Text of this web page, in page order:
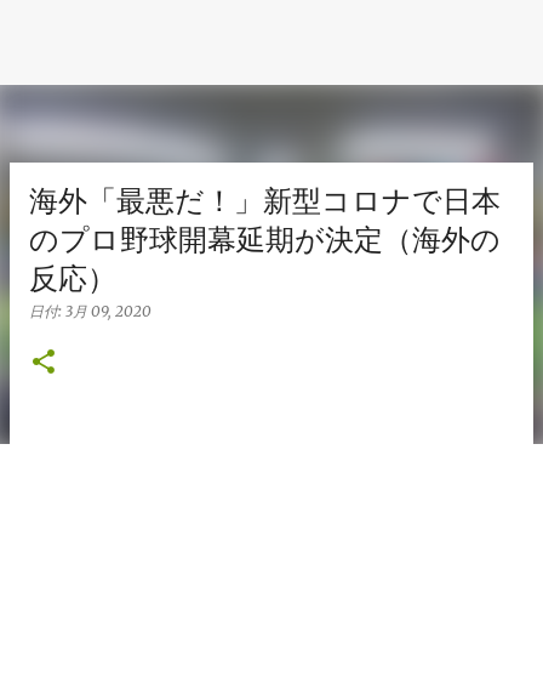
海外「最悪だ！」新型コロナで日本
のプロ野球開幕延期が決定（海外の
反応）
日付: 3月 09, 2020